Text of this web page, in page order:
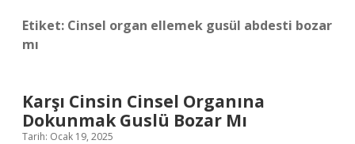
Etiket: Cinsel organ ellemek gusül abdesti bozar
mı
Karşı Cinsin Cinsel Organına
Dokunmak Guslü Bozar Mı
Tarih: Ocak 19, 2025